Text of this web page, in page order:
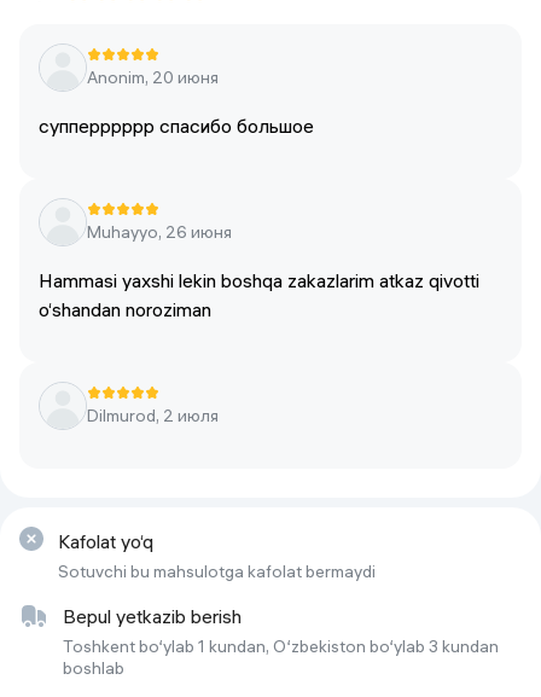
Anonim, 20 июня
супперррррр спасибо большое
Muhayyo, 26 июня
Hammasi yaxshi lekin boshqa zakazlarim atkaz qivotti
o‘shandan noroziman
Dilmurod, 2 июля
Kafolat yo‘q
Sotuvchi bu mahsulotga kafolat bermaydi
Bepul yetkazib berish
Toshkent bo‘ylab 1 kundan, O‘zbekiston bo‘ylab 3 kundan
boshlab